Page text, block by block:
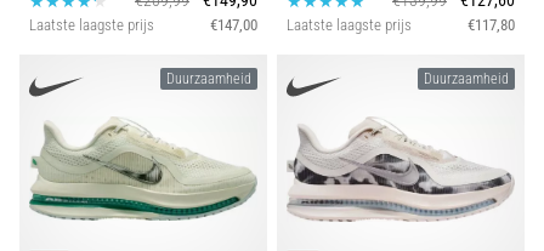
Laatste laagste prijs €147,00 Laatste laagste prijs €117,80
Duurzaamheid Duurzaamheid